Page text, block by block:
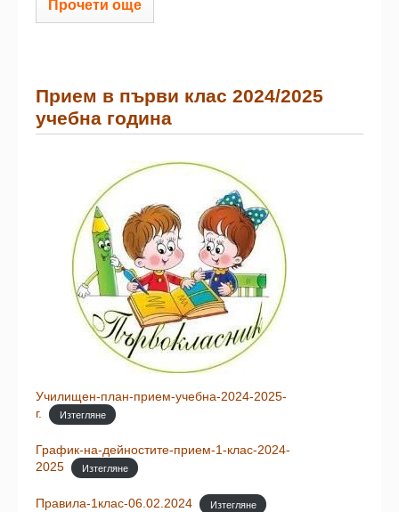
Прочети още
Прием в първи клас 2024/2025
учебна година
Училищен-план-прием-учебна-2024-2025-
г.
Изтегляне
График-на-дейностите-прием-1-клас-2024-
2025
Изтегляне
Правила-1клас-06.02.2024 Изтегляне